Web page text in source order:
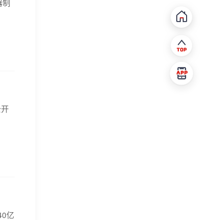
亿